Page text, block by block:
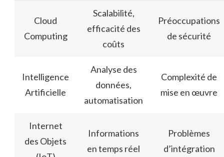
Cloud
Computing
Scalabilité,
efficacité des
coûts
Préoccupations
de sécurité
Intelligence
Artificielle
Analyse des
données,
automatisation
Complexité de
mise en œuvre
Internet
des Objets
Informations
en temps réel
Problèmes
d’intégration